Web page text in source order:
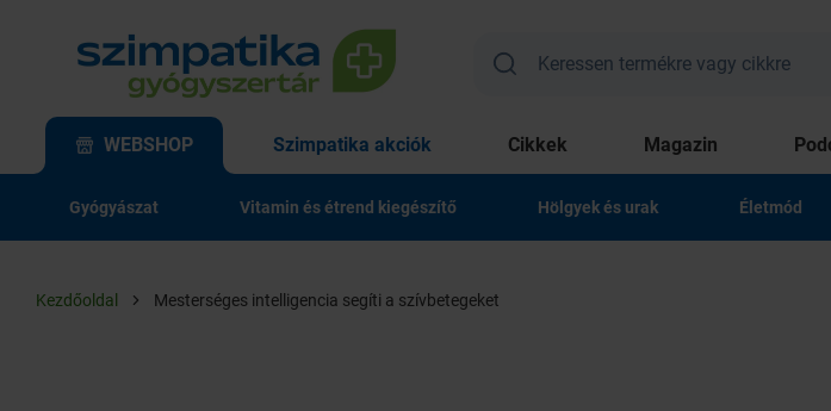
WEBSHOP Szimpatika akciók Cikkek Magazin
Gyógyászat Vitamin és étrend kiegészítő Hölgyek és urak Életmód
Kezdőoldal Mesterséges intelligencia segíti a szívbetegeket